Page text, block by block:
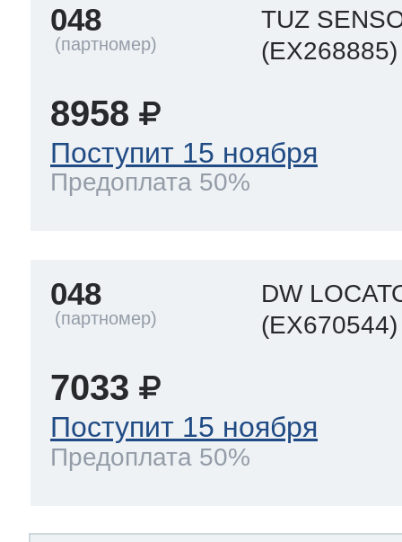
048
TUZ
(EX268885)
8958
Поступит 15 ноября
Предоплата 50%
048
DW
(EX670544)
7033
Поступит 15 ноября
Предоплата 50%